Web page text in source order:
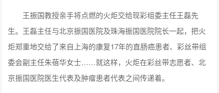
王振国教授亲手将点燃的火炬交给现彩组委主任王磊先
生。王磊主任与北京振国医院及珠海振国医院院长一起，把火
炬郑重地交给了来自上海的康复17年的直肠癌患者、彩丝带组
委会副主任朱蓓华女士……就这样，火炬在彩丝带志愿者、北
京振国医院医生代表及肿瘤患者代表之间传递着。